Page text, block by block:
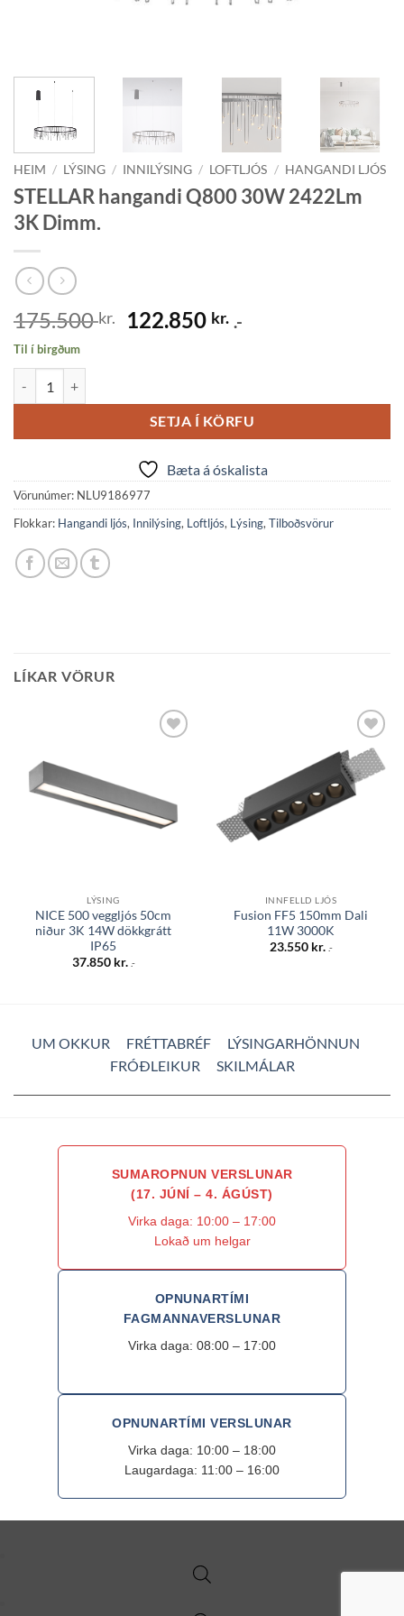
HEIM / LÝSING / INNILÝSING / LOFTLJÓS / HANGANDI LJÓS
STELLAR hangandi Q800 30W 2422Lm
3K Dimm.
175.500kr.
Original
122.850 kr.Current
.-
Til í birgðum
SETJA Í KÖRFU
Bæta á óskalista
Vörunúmer: NLU9186977
Flokkar: Hangandi ljós, Innilýsing, Loftljós, Lýsing, Tilboðsvörur
LÍKAR VÖRUR
LÝSING
NICE 500 veggljós 50cm
niður 3K 14W dökkgrátt
IP65
37.850 kr. .-
Bæta á
óskalista
INNFELLD LJÓS
Fusion FF5 150mm Dali
11W 3000K
23.550 kr. .-
UM OKKUR FRÉTTABRÉF
LÝSINGARHÖNNUN
FRÓÐLEIKUR
SKILMÁLAR
SUMAROPNUN VERSLUNAR
(17. JÚNÍ – 4. ÁGÚST)
Virka daga: 10:00 – 17:00
Lokað um helgar
OPNUNARTÍMI
FAGMANNAVERSLUNAR
Virka daga: 08:00 – 17:00
OPNUNARTÍMI VERSLUNAR
Virka daga: 10:00 – 18:00
Laugardaga: 11:00 – 16:00